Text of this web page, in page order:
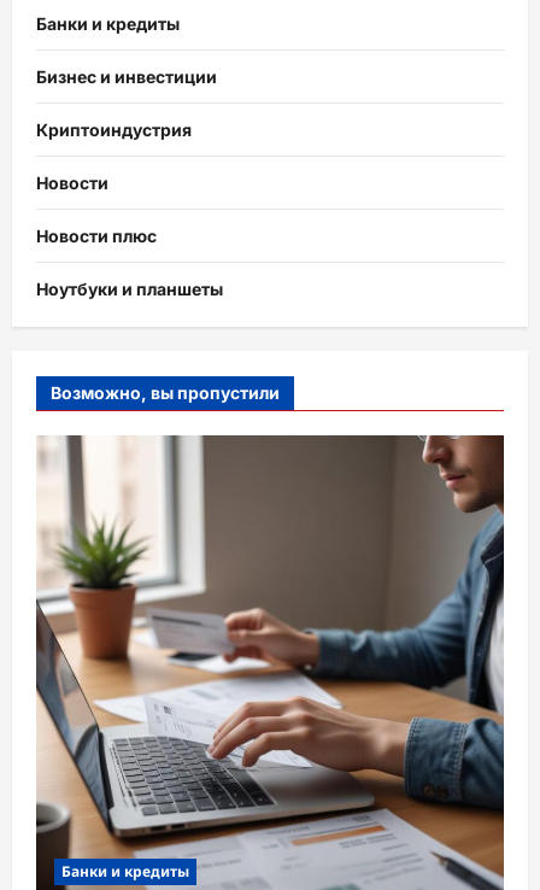
Банки и кредиты
Бизнес и инвестиции
Криптоиндустрия
Новости
Новости плюс
Ноутбуки и планшеты
Возможно, вы пропустили
Банки и кредиты